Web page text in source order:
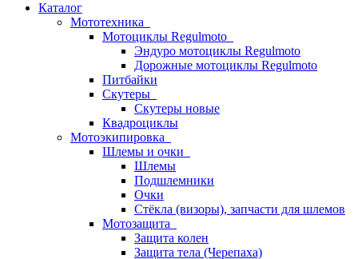
Каталог
Мототехника
Мотоциклы Regulmoto
Эндуро мотоциклы Regulmoto
Дорожные мотоциклы Regulmoto
Питбайки
Скутеры
Скутеры новые
Квадроциклы
Мотоэкипировка
Шлемы и очки
Шлемы
Подшлемники
Очки
Стёкла (визоры), запчасти для шлемов
Мотозащита
Защита колен
Защита тела (Черепаха)